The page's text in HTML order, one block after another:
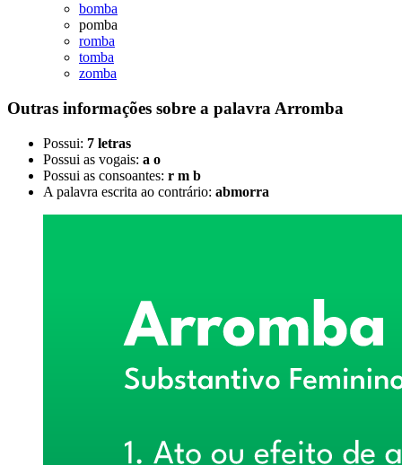
bomba
pomba
romba
tomba
zomba
Outras informações sobre a palavra Arromba
Possui: 7 letras
Possui as vogais: a o
Possui as consoantes: r m b
A palavra escrita ao contrário: abmorra